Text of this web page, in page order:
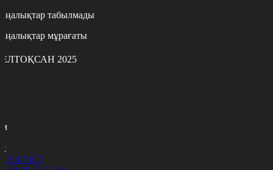
табылмады
мұрағаты
2025
3 4 5 6 7